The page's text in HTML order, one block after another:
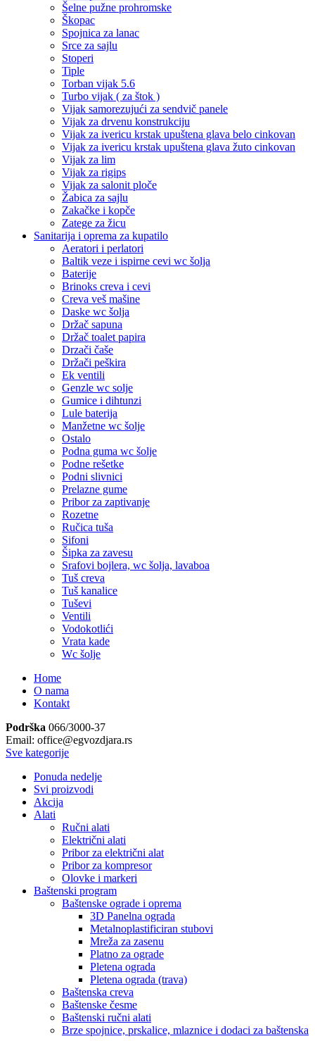
Šelne pužne prohromske
Škopac
Spojnica za lanac
Srce za sajlu
Stoperi
Tiple
Torban vijak 5.6
Turbo vijak ( za štok )
Vijak samorezujući za sendvič panele
Vijak za drvenu konstrukciju
Vijak za ivericu krstak upuštena glava belo cinkovan
Vijak za ivericu krstak upuštena glava žuto cinkovan
Vijak za lim
Vijak za rigips
Vijak za salonit ploče
Žabica za sajlu
Zakačke i kopče
Zatege za žicu
Sanitarija i oprema za kupatilo
Aeratori i perlatori
Baltik veze i ispirne cevi wc šolja
Baterije
Brinoks creva i cevi
Creva veš mašine
Daske wc šolja
Držač sapuna
Držač toalet papira
Drzači čaše
Držači peškira
Ek ventili
Genzle wc solje
Gumice i dihtunzi
Lule baterija
Manžetne wc šolje
Ostalo
Podna guma wc šolje
Podne rešetke
Podni slivnici
Prelazne gume
Pribor za zaptivanje
Rozetne
Ručica tuša
Sifoni
Šipka za zavesu
Srafovi bojlera, wc šolja, lavaboa
Tuš creva
Tuš kanalice
Tuševi
Ventili
Vodokotlići
Vrata kade
Wc šolje
Home
O nama
Kontakt
Podrška 066/3000-37
Email: office@egvozdjara.rs
Sve kategorije
Ponuda nedelje
Svi proizvodi
Akcija
Alati
Ručni alati
Električni alati
Pribor za električni alat
Pribor za kompresor
Olovke i markeri
Baštenski program
Baštenske ograde i oprema
3D Panelna ograda
Metalnoplastificiran stubovi
Mreža za zasenu
Platno za ograde
Pletena ograda
Pletena ograda (trava)
Baštenska creva
Baštenske česme
Baštenski ručni alati
Brze spojnice, prskalice, mlaznice i dodaci za baštenska